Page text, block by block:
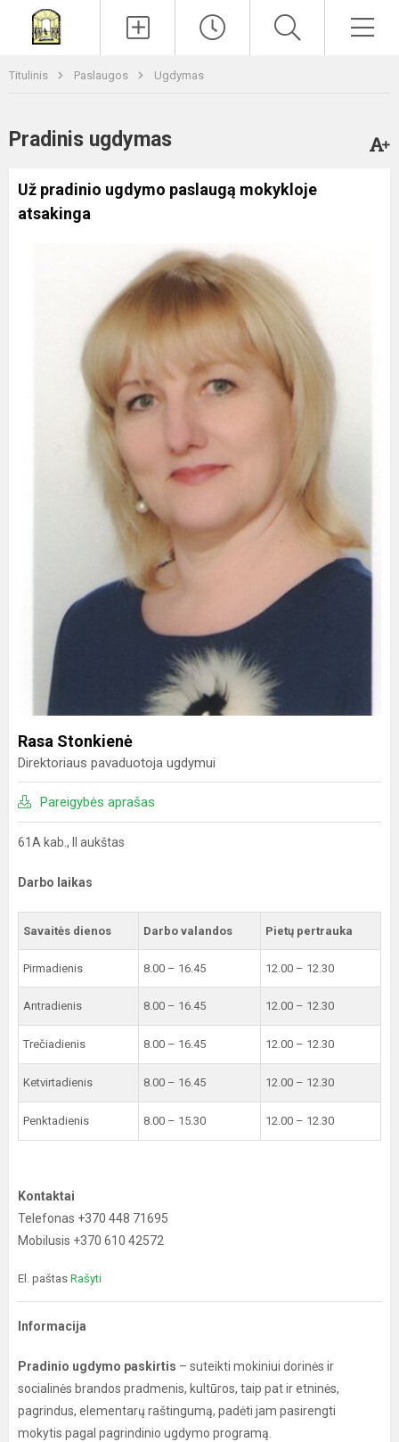
Titulinis Paslaugos Ugdymas
Pradinis ugdymas
Už pradinio ugdymo paslaugą mokykloje
atsakinga
Rasa Stonkienė
Direktoriaus pavaduotoja ugdymui
Pareigybės aprašas
61A kab., II aukštas
Darbo laikas
Savaitės dienos Darbo valandos Pietų pertrauka
Pirmadienis 8.00 – 16.45 12.00 – 12.30
Antradienis 8.00 – 16.45 12.00 – 12.30
Trečiadienis 8.00 – 16.45 12.00 – 12.30
Ketvirtadienis 8.00 – 16.45 12.00 – 12.30
Penktadienis 8.00 – 15.30 12.00 – 12.30
Kontaktai
Telefonas +370 448 71695
Mobilusis +370 610 42572
El. paštas Rašyti
Informacija
Pradinio ugdymo paskirtis – suteikti mokiniui dorinės ir
socialinės brandos pradmenis, kultūros, taip pat ir etninės,
pagrindus, elementarų raštingumą, padėti jam pasirengti
mokytis pagal pagrindinio ugdymo programą.